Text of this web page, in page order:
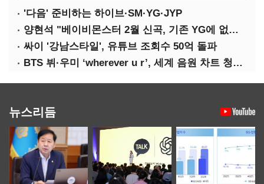
'다음' 준비하는 하이브·SM·YG·JYP
양현석 "베이비몬스터 2월 신곡, 기존 YG에 없던 노래"
싸이 '강남스타일', 유튜브 조회수 50억 돌파
BTS 뷔·우미 ‘wherever u r’, 세계 음원 차트 청신호
뉴스리듬